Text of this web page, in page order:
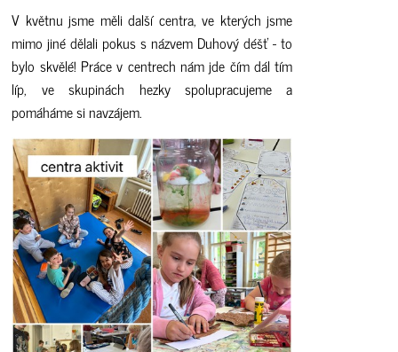
V květnu jsme měli další centra, ve kterých jsme
mimo jiné dělali pokus s názvem Duhový déšť - to
bylo skvělé! Práce v centrech nám jde čím dál tím
líp, ve skupinách hezky spolupracujeme a
pomáháme si navzájem.